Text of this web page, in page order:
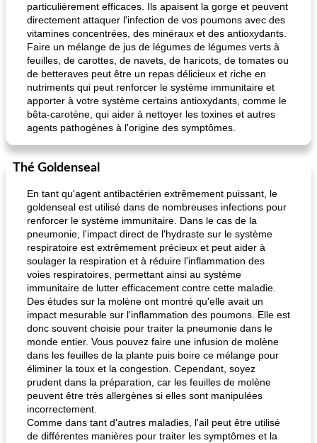
particulièrement efficaces. Ils apaisent la gorge et peuvent
directement attaquer l'infection de vos poumons avec des
vitamines concentrées, des minéraux et des antioxydants.
Faire un mélange de jus de légumes de légumes verts à
feuilles, de carottes, de navets, de haricots, de tomates ou
de betteraves peut être un repas délicieux et riche en
nutriments qui peut renforcer le système immunitaire et
apporter à votre système certains antioxydants, comme le
bêta-carotène, qui aider à nettoyer les toxines et autres
agents pathogènes à l'origine des symptômes.
Thé Goldenseal
En tant qu'agent antibactérien extrêmement puissant, le
goldenseal est utilisé dans de nombreuses infections pour
renforcer le système immunitaire. Dans le cas de la
pneumonie, l'impact direct de l'hydraste sur le système
respiratoire est extrêmement précieux et peut aider à
soulager la respiration et à réduire l'inflammation des
voies respiratoires, permettant ainsi au système
immunitaire de lutter efficacement contre cette maladie.
Des études sur la molène ont montré qu'elle avait un
impact mesurable sur l'inflammation des poumons. Elle est
donc souvent choisie pour traiter la pneumonie dans le
monde entier. Vous pouvez faire une infusion de molène
dans les feuilles de la plante puis boire ce mélange pour
éliminer la toux et la congestion. Cependant, soyez
prudent dans la préparation, car les feuilles de molène
peuvent être très allergènes si elles sont manipulées
incorrectement.
Comme dans tant d'autres maladies, l'ail peut être utilisé
de différentes manières pour traiter les symptômes et la